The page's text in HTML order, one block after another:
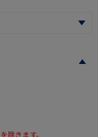
を除きます。